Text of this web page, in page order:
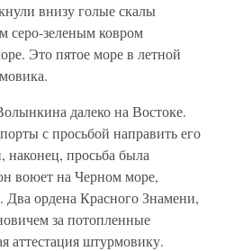
внизу голые скалы
серо-зеленым ковром
Это пятое море в летной
далеко на Востоке.
с просьбой направить его
просьба была
воюет на Черном море,
Два ордена Красного Знамени,
за потопленные
аттестация штурмовику.